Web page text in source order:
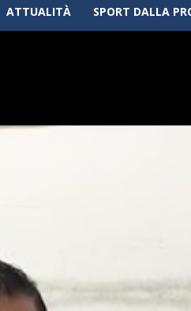
ATTUALITÀ SPORT DALLA